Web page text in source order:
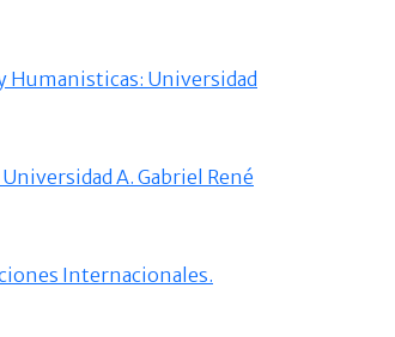
y Humanisticas: Universidad
A. Gabriel René
Internacionales.